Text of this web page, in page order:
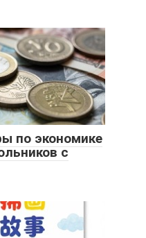
по экономике
с